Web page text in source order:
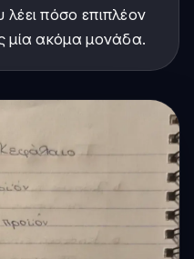
λέει πόσο επιπλέον
μία ακόμα μονάδα.